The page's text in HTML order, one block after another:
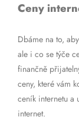
Ceny
Dbáme na to,
ale i co se týče
finančně
ceny, které vám
ceník internetu a
internet.